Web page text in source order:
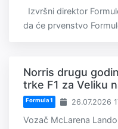
Izvršni direktor
da će prvenstvo
Norris drugu
trke F1 za Veliku
Formula 1 26.07.2026
Vozač McLarena